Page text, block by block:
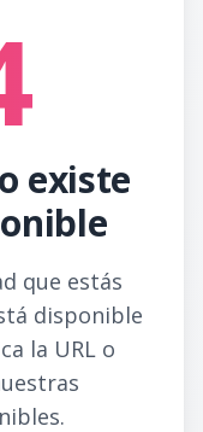
existe
que estás
disponible
la URL o